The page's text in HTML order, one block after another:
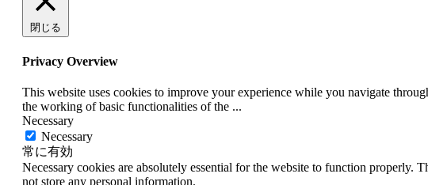
閉じる
Privacy Overview
This website uses cookies to improve your experience while you navigate
the working of basic functionalities of the ...
Necessary
Necessary
常に有効
Necessary cookies are absolutely essential for the website to function properly.
not store any personal information.